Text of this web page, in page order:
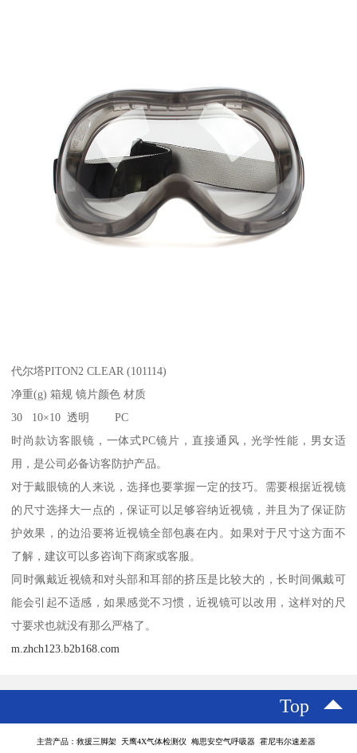
代尔塔PITON2 CLEAR (101114)
净重(g) 箱规 镜片颜色 材质
30 10×10 透明 PC
时尚款访客眼镜，一体式PC镜片，直接通风，光学性能，男女适
用，是公司必备访客防护产品。
对于戴眼镜的人来说，选择也要掌握一定的技巧。需要根据近视镜
的尺寸选择大一点的，保证可以足够容纳近视镜，并且为了保证防
护效果，的边沿要将近视镜全部包裹在内。如果对于尺寸这方面不
了解，建议可以多咨询下商家或客服。
同时佩戴近视镜和对头部和耳部的挤压是比较大的，长时间佩戴可
能会引起不适感，如果感觉不习惯，近视镜可以改用，这样对的尺
寸要求也就没有那么严格了。
m.zhch123.b2b168.com
Top
主营产品：救援三脚架 天鹰4X气体检测仪 梅思安空气呼吸器 霍尼韦尔速差器